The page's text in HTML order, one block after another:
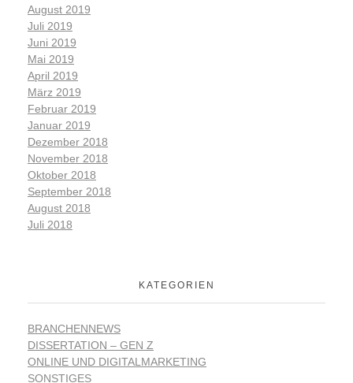
August 2019
Juli 2019
Juni 2019
Mai 2019
April 2019
März 2019
Februar 2019
Januar 2019
Dezember 2018
November 2018
Oktober 2018
September 2018
August 2018
Juli 2018
KATEGORIEN
BRANCHENNEWS
DISSERTATION – GEN Z
ONLINE UND DIGITALMARKETING
SONSTIGES